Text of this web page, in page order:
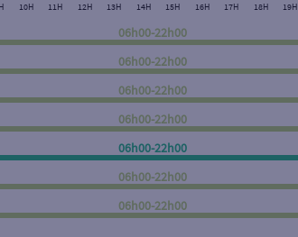
Rechercher
10H 11H 12H 13H 14H 15H 16H 17H 18H 19H
06h00-22h00
06h00-22h00
06h00-22h00
06h00-22h00
06h00-22h00
06h00-22h00
06h00-22h00